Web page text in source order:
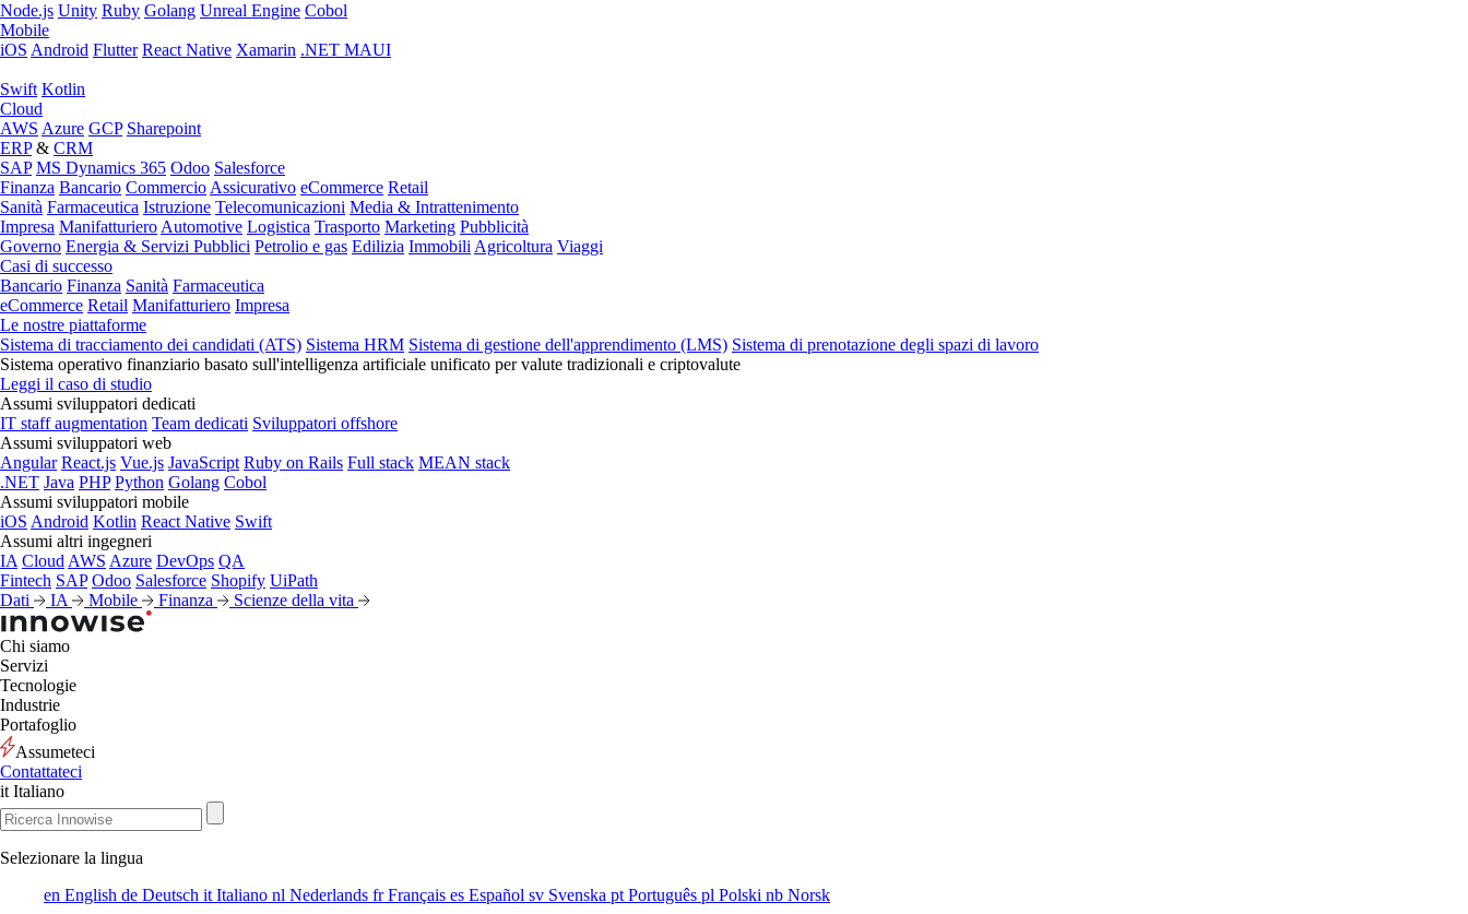
Node.js Unity Ruby Golang Unreal Engine Cobol
Mobile
iOS Android Flutter React Native Xamarin .NET MAUI
Swift Kotlin
Cloud
AWS Azure GCP Sharepoint
ERP& CRM
SAP MS Dynamics 365 Odoo Salesforce
Finanza Bancario Commercio Assicurativo eCommerce Retail
Sanità Farmaceutica Istruzione Telecomunicazioni Media & Intrattenimento
Impresa Manifatturiero Automotive Logistica Trasporto Marketing Pubblicità
Governo Energia & Servizi Pubblici Petrolio e gas Edilizia Immobili Agricoltura Viaggi
Casi di successo
Bancario Finanza Sanità Farmaceutica
eCommerce Retail Manifatturiero Impresa
Le nostre piattaforme
Sistema di tracciamento dei candidati (ATS) Sistema HRM Sistema di gestione dell'apprendimento (LMS) Sistema di prenotazione degli spazi di lavoro
Sistema operativo finanziario basato sull'intelligenza artificiale unificato per valute tradizionali e criptovalute
Leggi il caso di studio
Assumi sviluppatori dedicati
IT staff augmentation Team dedicati Sviluppatori offshore
Assumi sviluppatori web
Angular React.js Vue.js JavaScript Ruby on Rails Full stack MEAN stack
.NET Java PHP Python Golang Cobol
Assumi sviluppatori mobile
iOS Android Kotlin React Native Swift
Assumi altri ingegneri
IA Cloud AWS Azure DevOps QA
Fintech SAP Odoo Salesforce Shopify UiPath
Dati
IA Mobile Finanza Scienze della vita
Chi siamo
Servizi
Tecnologie
Industrie
Portafoglio
Assumeteci
Contattateci
it Italiano
Selezionare la lingua
en English de Deutsch it Italiano nl Nederlands frFrançais es Español sv Svenska pt Português pl Polski nb Norsk